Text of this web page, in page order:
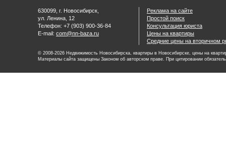
630099, г. Новосибирск,
ул. Ленина, 12
Телефон: +7 (903) 900-36-84
E-mail: com@nn-baza.ru
Реклама на сайте
Простой поиск
Консультация юриста
Цены на квартиры
Средние цены на вторичном
© 2008-2026 Недвижимость Новосибирска, квартиры в Новосибирске, цены на
Материалы сайта защищены Законом об авторском праве. При цитировании